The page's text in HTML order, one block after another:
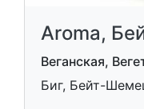
Aroma,
Веганская,
Биг, Бейт-